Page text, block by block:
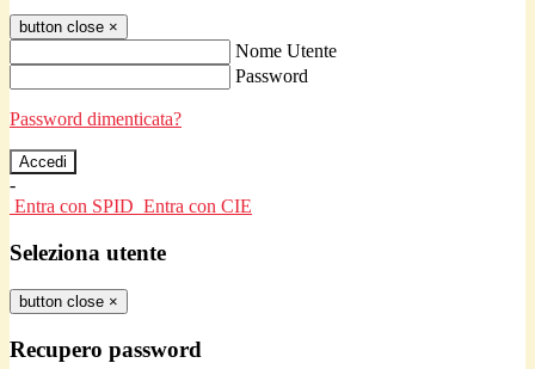
button close ×
Nome Utente
Password
Password dimenticata?
-
Entra con SPID Entra con CIE
Seleziona utente
button close ×
Recupero password